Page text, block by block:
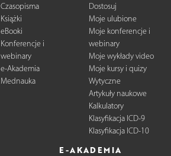
Czasopisma
Książki
eBooki
Konferencje i
webinary
e-Akademia
Mednauka
Dostosuj
Moje ulubione
Moje konferencje i
webinary
Moje wykłady video
Moje kursy i quizy
Wytyczne
Artykuły naukowe
Kalkulatory
Klasyfikacja ICD-9
Klasyfikacja ICD-10
E-AKADEMIA